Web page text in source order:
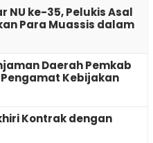
NU ke-35, Pelukis Asal
Para Muassis dalam
Daerah Pemkab
Kebijakan
Kontrak dengan